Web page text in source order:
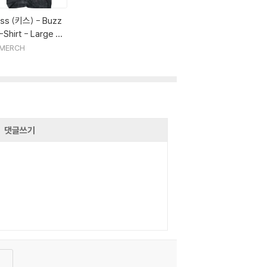
(키스) - Buzz
- Large Bla
Mineral Wash
댓글쓰기